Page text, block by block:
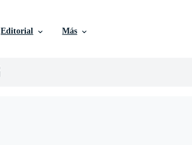
Editorial Más